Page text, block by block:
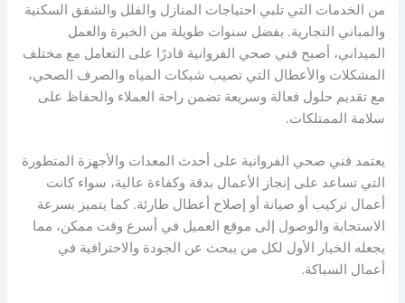
من الخدمات التي تلبي احتياجات المنازل والفلل والشقق السكنية
والمباني التجارية. بفضل سنوات طويلة من الخبرة والعمل
الميداني، أصبح فني صحي الفروانية قادرًا على التعامل مع مختلف
المشكلات والأعطال التي تصيب شبكات المياه والصرف الصحي،
مع تقديم حلول فعالة وسريعة تضمن راحة العملاء والحفاظ على
سلامة الممتلكات.
يعتمد فني صحي الفروانية على أحدث المعدات والأجهزة المتطورة
التي تساعد على إنجاز الأعمال بدقة وكفاءة عالية، سواء كانت
أعمال تركيب أو صيانة أو إصلاح أعطال طارئة. كما يتميز بسرعة
الاستجابة والوصول إلى موقع العميل في أسرع وقت ممكن، مما
يجعله الخيار الأول لكل من يبحث عن الجودة والاحترافية في
أعمال السباكة.